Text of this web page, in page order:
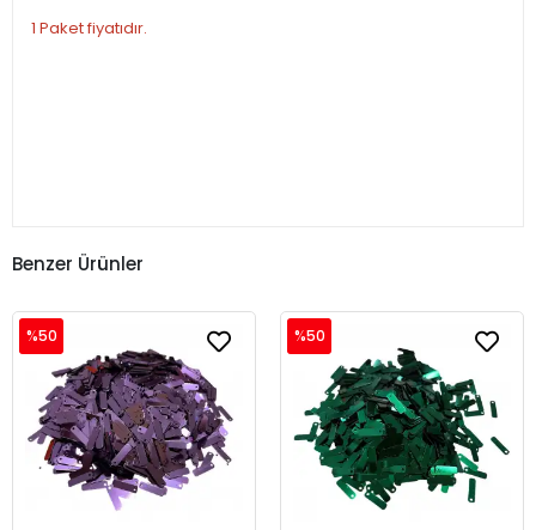
1 Paket fiyatıdır.
Benzer Ürünler
%50 %50